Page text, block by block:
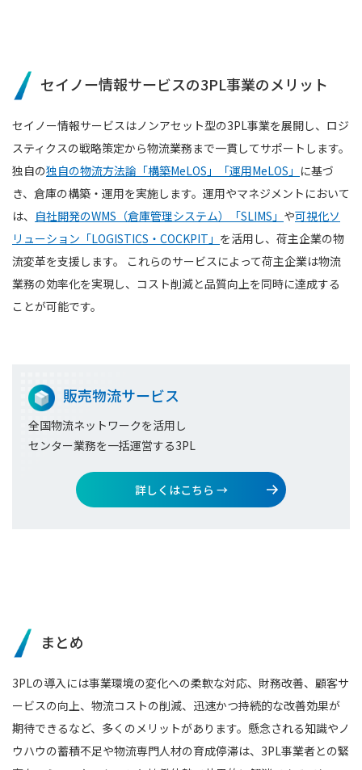
セイノー情報サービスの3PL事業のメリット
セイノー情報サービスはノンアセット型の3PL事業を展開し、ロジ
スティクスの戦略策定から物流業務まで一貫してサポートします。
独自の独自の物流方法論「構築MeLOS」「運用MeLOS」 に基づ
き、倉庫の構築・運用を実施します。運用やマネジメントにおいて
は、 自社開発のWMS（倉庫管理システム）「SLIMS」 や可視化ソ
リューション「LOGISTICS・COCKPIT」 を活用し、荷主企業の物
流変革を支援します。 これらのサービスによって荷主企業は物流
業務の効率化を実現し、コスト削減と品質向上を同時に達成する
ことが可能です。
販売物流サービス
全国物流ネットワークを活用し
センター業務を一括運営する3PL
詳しくはこちら →
まとめ
3PLの導入には事業環境の変化への柔軟な対応、財務改善、顧客サ
ービスの向上、物流コストの削減、迅速かつ持続的な改善効果が
期待できるなど、多くのメリットがあります。懸念される知識やノ
ウハウの蓄積不足や物流専門人材の育成停滞は、3PL事業者との緊